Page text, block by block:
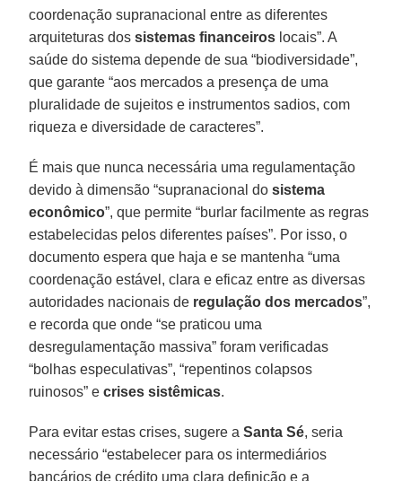
coordenação supranacional entre as diferentes
arquiteturas dossistemas financeiros locais”. A
saúde do sistema depende de sua “biodiversidade”,
que garante “aos mercados a presença de uma
pluralidade de sujeitos e instrumentos sadios, com
riqueza e diversidade de caracteres”.
É mais que nunca necessária uma regulamentação
devido à dimensão “supranacional dosistema
econômico”, que permite “burlar facilmente as regras
estabelecidas pelos diferentes países”. Por isso, o
documento espera que haja e se mantenha “uma
coordenação estável, clara e eficaz entre as diversas
autoridades nacionais de regulação dos mercados”,
e recorda que onde “se praticou uma
desregulamentação massiva” foram verificadas
“bolhas especulativas”, “repentinos colapsos
ruinosos” ecrises sistêmicas.
Para evitar estas crises, sugere aSanta Sé, seria
necessário “estabelecer para os intermediários
bancários de crédito uma clara definição e a